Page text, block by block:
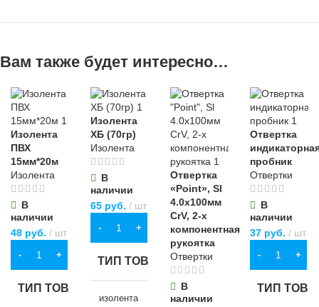
Вам также будет интересно…
Изолента
ПВХ
15мм*20м
Изолента
В
наличии
48 руб. шт
В КОРЗИНУ
ТИП ТОВАРА
Изолента
ХБ (70гр)
Изолента
В
наличии
65 руб. шт
В КОРЗИНУ
ТИП ТОВАРА
изолента
Отвертка
«Point», Sl
4.0х100мм
CrV, 2-х
компонентная
рукоятка
Отвертки
В
наличии
Отвертка
пробник
Отвертки
В
наличии
37 руб. шт
В КОРЗИНУ
ТИП